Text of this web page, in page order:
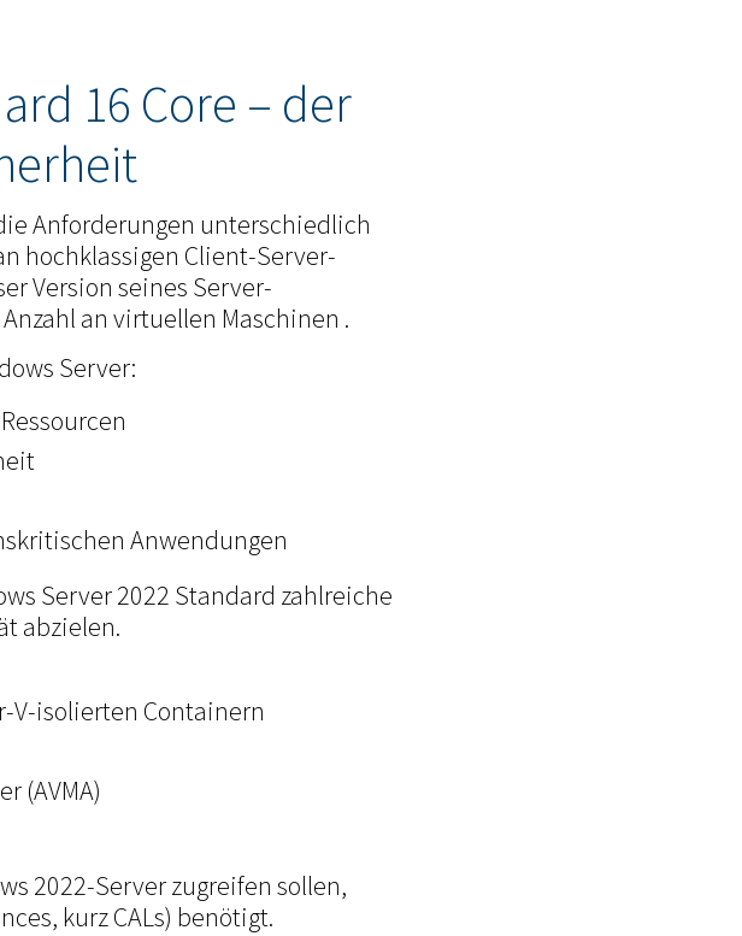
16 Core – der
Anforderungen unterschiedlich
hochklassigen Client-Server-
Version seines Server-
an virtuellen Maschinen .
Server:
Anwendungen
Server 2022 Standard zahlreiche
abzielen.
V-isolierten Containern
(AVMA)
2022-Server zugreifen sollen,
kurz CALs) benötigt.